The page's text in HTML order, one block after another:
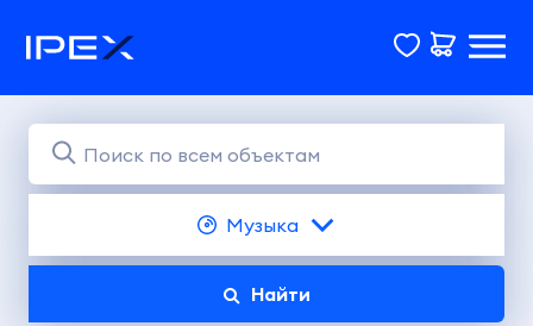
Музыка
Найти